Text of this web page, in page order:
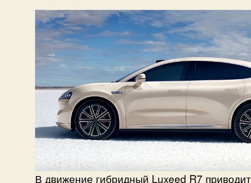
В движение гибридный Luxeed R7 приводит